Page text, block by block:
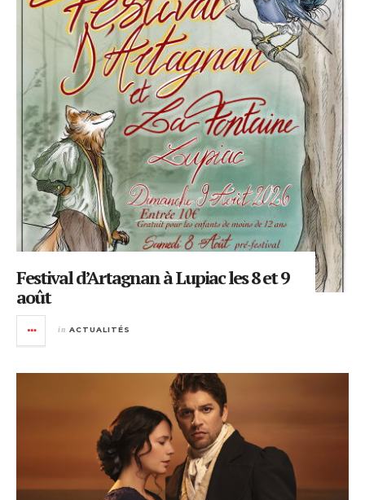
Festival d’Artagnan à Lupiac les 8 et 9
août
in ACTUALITÉS